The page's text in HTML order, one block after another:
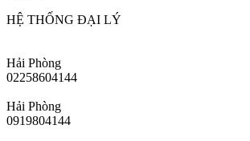
HỆ THỐNG ĐẠI LÝ
Hải Phòng
02258604144
Hải Phòng
0919804144